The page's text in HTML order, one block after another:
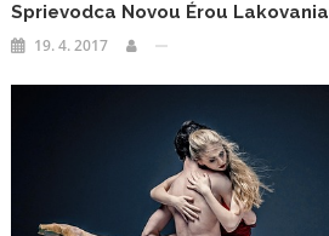
Sprievodca Novou Érou Lakovania
19. 4. 2017